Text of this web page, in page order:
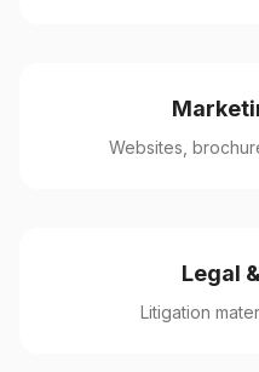
Websites,
Legal
Litigation